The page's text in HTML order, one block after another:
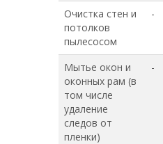
Очистка стен и
потолков
пылесосом
-
Мытье окон и
оконных рам (в
том числе
удаление
следов от
пленки)
-